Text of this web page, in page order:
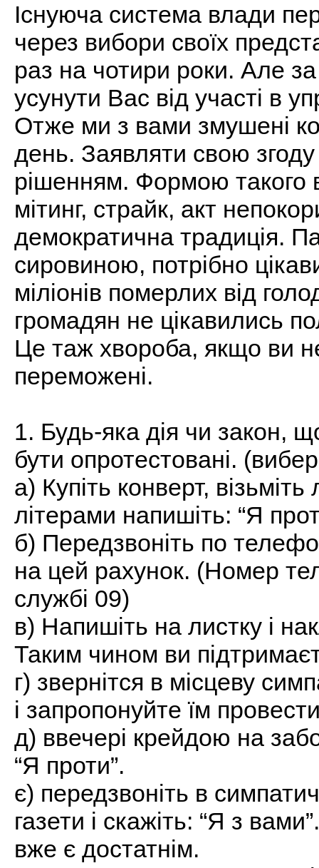
Існуюча система влади
через вибори своїх
раз на чотири роки. Але
усунути Вас від участі в
Отже ми з вами змушені
день. Заявляти свою
рішенням. Формою такого
мітинг, страйк, акт
демократична традиція.
сировиною, потрібно
міліонів померлих від
громадян не цікавились
Це таж хвороба, якщо ви
переможені.
1. Будь-яка дія чи закон,
бути опротестовані.
а) Купіть конверт,
літерами напишіть: “Я
б) Передзвоніть по
на цей рахунок. (Номер
службі 09)
в) Напишіть на листку і
Таким чином ви
г) звернітся в місцеву
і запропонуйте їм
д) ввечері крейдою на
“Я проти”.
є) передзвоніть в
газети і скажіть: “Я з
вже є достатнім.